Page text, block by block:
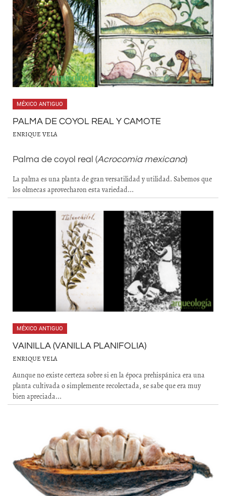
MÉXICO ANTIGUO
PALMA DE COYOL REAL Y CAMOTE
ENRIQUE VELA
Palma de coyol real (Acrocomia mexicana)
La palma es una planta de gran versatilidad y utilidad. Sabemos que
los olmecas aprovecharon esta variedad...
MÉXICO ANTIGUO
VAINILLA (VANILLA PLANIFOLIA)
ENRIQUE VELA
Aunque no existe certeza sobre si en la época prehispánica era una
planta cultivada o simplemente recolectada, se sabe que era muy
bien apreciada...